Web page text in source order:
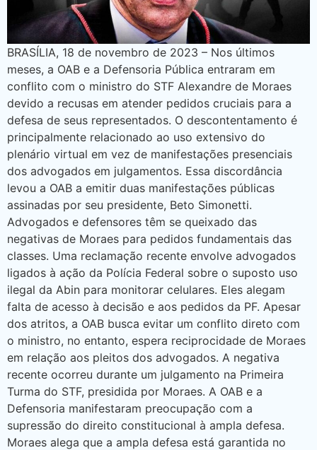
BRASÍLIA, 18 de novembro de 2023 – Nos últimos
meses, a OAB e a Defensoria Pública entraram em
conflito com o ministro do STF Alexandre de Moraes
devido a recusas em atender pedidos cruciais para a
defesa de seus representados. O descontentamento é
principalmente relacionado ao uso extensivo do
plenário virtual em vez de manifestações presenciais
dos advogados em julgamentos. Essa discordância
levou a OAB a emitir duas manifestações públicas
assinadas por seu presidente, Beto Simonetti.
Advogados e defensores têm se queixado das
negativas de Moraes para pedidos fundamentais das
classes. Uma reclamação recente envolve advogados
ligados à ação da Polícia Federal sobre o suposto uso
ilegal da Abin para monitorar celulares. Eles alegam
falta de acesso à decisão e aos pedidos da PF. Apesar
dos atritos, a OAB busca evitar um conflito direto com
o ministro, no entanto, espera reciprocidade de Moraes
em relação aos pleitos dos advogados. A negativa
recente ocorreu durante um julgamento na Primeira
Turma do STF, presidida por Moraes. A OAB e a
Defensoria manifestaram preocupação com a
supressão do direito constitucional à ampla defesa.
Moraes alega que a ampla defesa está garantida no